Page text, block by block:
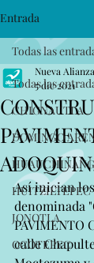
Entrada
Todas las
CHIGNAUTLA
DOMINGO
HUITZILTEPEC
JONOTLA
OCOTEPEC
Todas las
Nueva
5 dic 2021
Así inician
denominada
PAVIMENTO
calle